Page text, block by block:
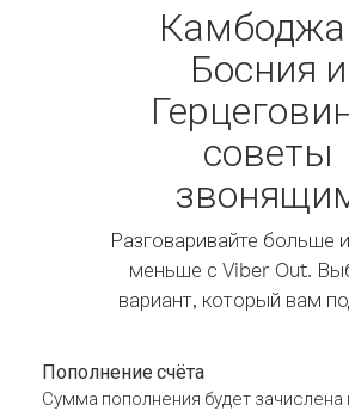
Босния и
советы
Разговаривайте больше
меньше с Viber Out.
вариант, который вам
Пополнение счёта
Сумма пополнения будет зачислена